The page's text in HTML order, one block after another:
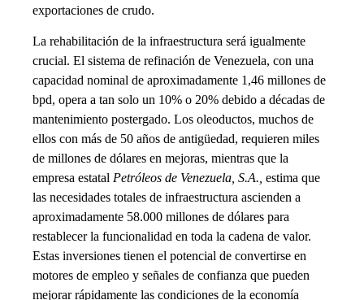
exportaciones de crudo.
La rehabilitación de la infraestructura será igualmente
crucial. El sistema de refinación de Venezuela, con una
capacidad nominal de aproximadamente 1,46 millones de
bpd, opera a tan solo un 10% o 20% debido a décadas de
mantenimiento postergado. Los oleoductos, muchos de
ellos con más de 50 años de antigüedad, requieren miles
de millones de dólares en mejoras, mientras que la
empresa estatal Petróleos de Venezuela, S.A., estima que
las necesidades totales de infraestructura ascienden a
aproximadamente 58.000 millones de dólares para
restablecer la funcionalidad en toda la cadena de valor.
Estas inversiones tienen el potencial de convertirse en
motores de empleo y señales de confianza que pueden
mejorar rápidamente las condiciones de la economía